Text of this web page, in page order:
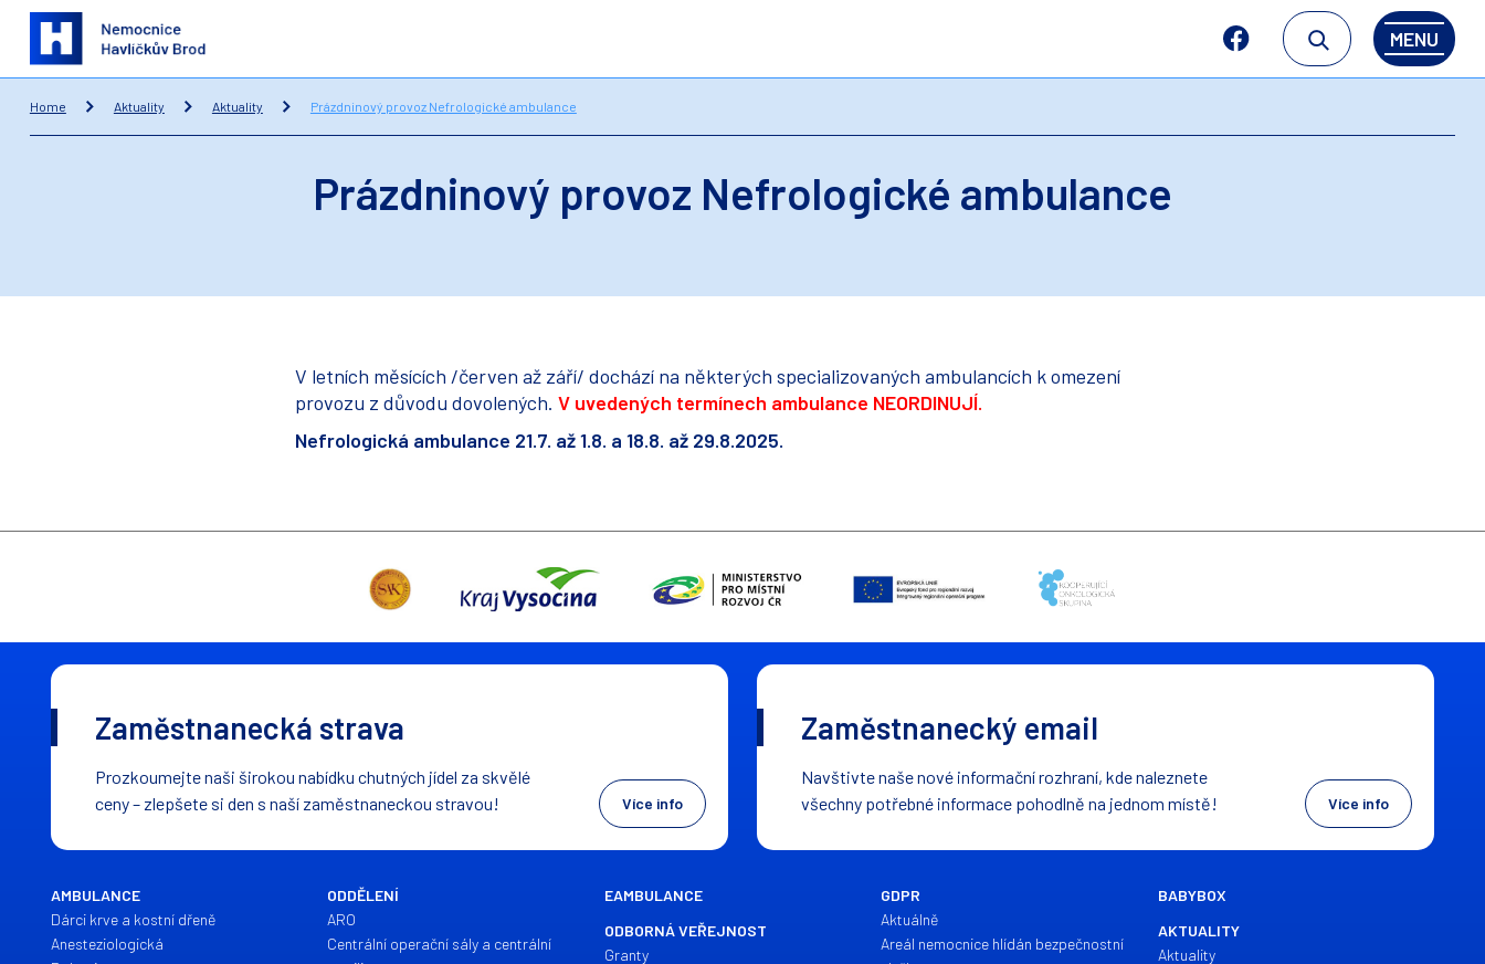
MENU
Home Aktuality Aktuality Prázdninový provoz Nefrologické ambulance
Prázdninový provoz Nefrologické ambulance
V letních měsících /červen až září/ dochází na některých specializovaných ambulancích k omezení
provozu z důvodu dovolených. V uvedených termínech ambulance NEORDINUJÍ.
Nefrologická ambulance 21.7. až 1.8. a 18.8. až 29.8.2025.
Zaměstnanecká strava
Prozkoumejte naši širokou nabídku chutných jídel za skvělé
ceny – zlepšete si den s naší zaměstnaneckou stravou!
Více info
Zaměstnanecký email
Navštivte naše nové informační rozhraní, kde naleznete
všechny potřebné informace pohodlně na jednom místě!
Více info
AMBULANCE
Dárci krve a kostní dřeně
Anesteziologická
ODDĚLENÍ
ARO
Centrální operační sály a centrální
EAMBULANCE
ODBORNÁ VEŘEJNOST
Granty
GDPR
Aktuálně
Areál nemocnice hlídán bezpečnostní
BABYBOX
AKTUALITY
Aktuality